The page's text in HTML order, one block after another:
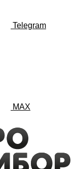
Telegram
MAX